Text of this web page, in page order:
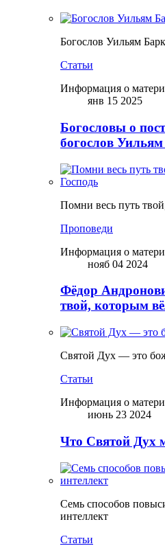
Богослов Уильям
Статьи
Информация о
янв 15 2025
Богословы о
богослов
Помни весь путь
Проповеди
Информация о
нояб 04 2024
Фёдор
твой, которым
Святой Дух — это
Статьи
Информация о
июнь 23 2024
Что Святой Дух
Семь способов
интеллект
Статьи